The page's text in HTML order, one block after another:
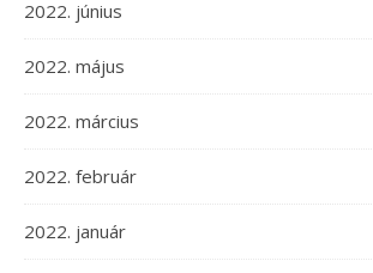
2022. június
2022. május
2022. március
2022. február
2022. január